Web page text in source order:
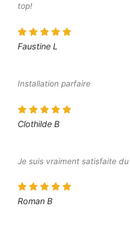
top!
Faustine L
Installation parfaire
Clothilde B
Je suis vraiment satisfaite
Roman B